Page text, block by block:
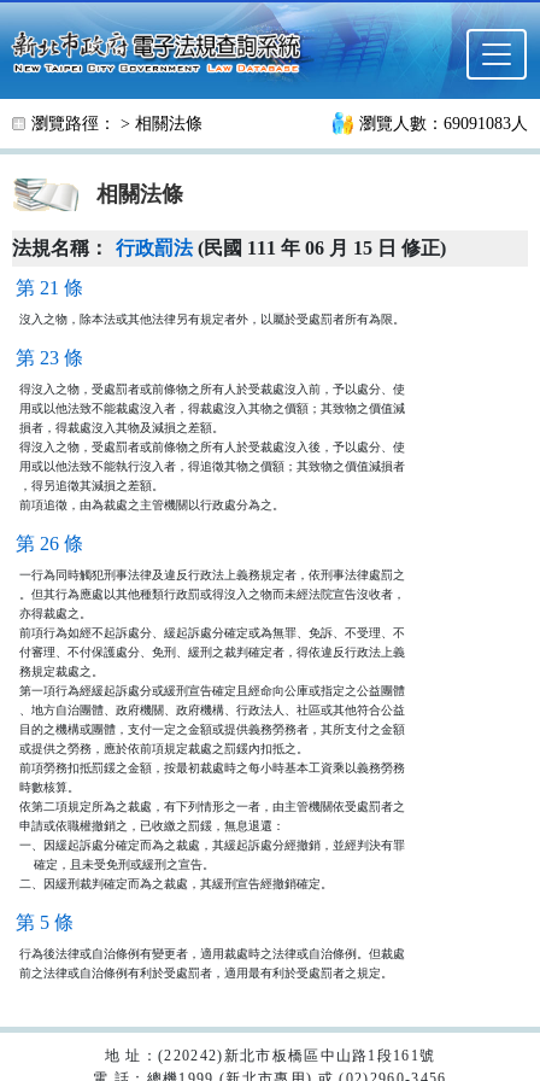
跳至主要內容
瀏覽路徑： > 相關法條 瀏覽人數：69091083人
相關法條
法規名稱： 行政罰法(民國 111 年 06 月 15 日 修正)
第 21 條
沒入之物，除本法或其他法律另有規定者外，以屬於受處罰者所有為限。
第 23 條
得沒入之物，受處罰者或前條物之所有人於受裁處沒入前，予以處分、使
用或以他法致不能裁處沒入者，得裁處沒入其物之價額；其致物之價值減
損者，得裁處沒入其物及減損之差額。
得沒入之物，受處罰者或前條物之所有人於受裁處沒入後，予以處分、使
用或以他法致不能執行沒入者，得追徵其物之價額；其致物之價值減損者
，得另追徵其減損之差額。
前項追徵，由為裁處之主管機關以行政處分為之。
第 26 條
一行為同時觸犯刑事法律及違反行政法上義務規定者，依刑事法律處罰之
。但其行為應處以其他種類行政罰或得沒入之物而未經法院宣告沒收者，
亦得裁處之。
前項行為如經不起訴處分、緩起訴處分確定或為無罪、免訴、不受理、不
付審理、不付保護處分、免刑、緩刑之裁判確定者，得依違反行政法上義
務規定裁處之。
第一項行為經緩起訴處分或緩刑宣告確定且經命向公庫或指定之公益團體
、地方自治團體、政府機關、政府機構、行政法人、社區或其他符合公益
目的之機構或團體，支付一定之金額或提供義務勞務者，其所支付之金額
或提供之勞務，應於依前項規定裁處之罰鍰內扣抵之。
前項勞務扣抵罰鍰之金額，按最初裁處時之每小時基本工資乘以義務勞務
時數核算。
依第二項規定所為之裁處，有下列情形之一者，由主管機關依受處罰者之
申請或依職權撤銷之，已收繳之罰鍰，無息退還：
一、因緩起訴處分確定而為之裁處，其緩起訴處分經撤銷，並經判決有罪
    確定，且未受免刑或緩刑之宣告。
二、因緩刑裁判確定而為之裁處，其緩刑宣告經撤銷確定。
第 5 條
行為後法律或自治條例有變更者，適用裁處時之法律或自治條例。但裁處
前之法律或自治條例有利於受處罰者，適用最有利於受處罰者之規定。
地 址：(220242)新北市板橋區中山路1段161號